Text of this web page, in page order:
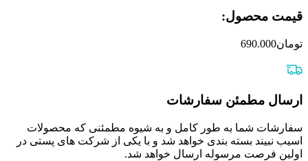
قیمت محصول:​
تومان690.000
ارسال مطمئن سفارشات
سفارشات شما به طور کامل و به شیوه مطمئنی که محصولات
اسیب نبیند بسته بندی خواهد شد و با یکی از شرکت های پستی در
اولین فرصت مرسوله ارسال خواهد شد.